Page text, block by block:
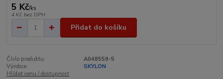
5 Kč/ks
4 Kč bez DPH
Přidat do košíku
Číslo produktu:
A048559-5
Výrobce:
SKYLON
Hlídat cenu / dostupnost